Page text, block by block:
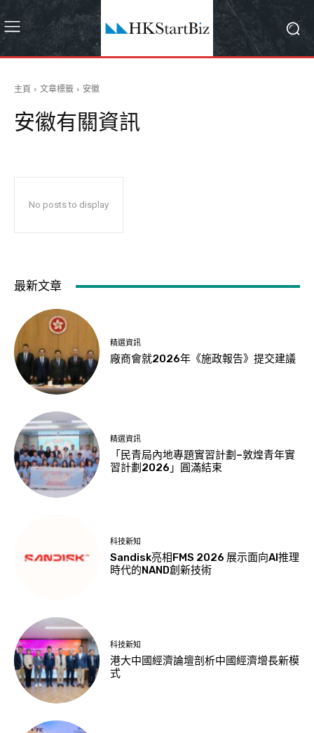
主頁 文章標籤 安徽
安徽有關資訊
No posts to display
最新文章
精選資訊
廠商會就2026年《施政報告》提交建議
精選資訊
「民青局內地專題實習計劃–敦煌青年實
習計劃2026」圓滿結束
科技新知
Sandisk亮相FMS 2026 展示面向AI推理
時代的NAND創新技術
科技新知
港大中國經濟論壇剖析中國經濟增長新模
式